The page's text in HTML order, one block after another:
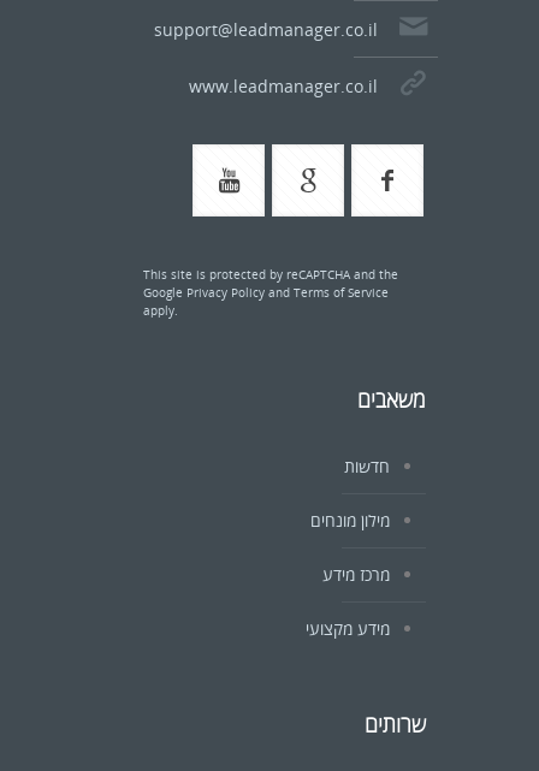
support@leadmanager.co.il
www.leadmanager.co.il
This site is protected by reCAPTCHA and the
Google Privacy Policy and Terms of Service
apply.
משאבים
חדשות
מילון מונחים
מרכז מידע
מידע מקצועי
שרותים